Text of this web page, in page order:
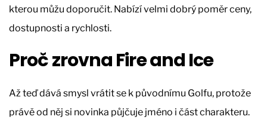
kterou můžu doporučit. Nabízí velmi dobrý poměr ceny,
dostupnosti a rychlosti.
Proč zrovna Fire and Ice
Až teď dává smysl vrátit se k původnímu Golfu, protože
právě od něj si novinka půjčuje jméno i část charakteru.